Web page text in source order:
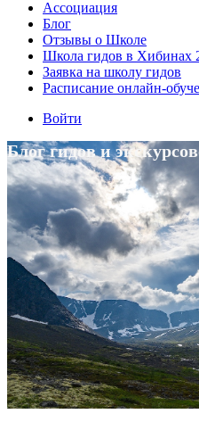
Ассоциация
Блог
Отзывы о Школе
Школа гидов в Хибинах
Заявка на школу гидов
Расписание онлайн-
Войти
Блог гидов и